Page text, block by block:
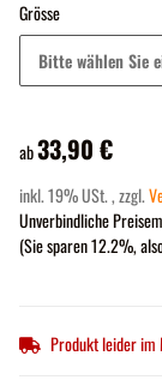
Grösse
Bitte wählen Sie
ab33,90 €
inkl. 19% USt. , zzgl.
Unverbindliche
(Sie sparen12.2%,
Produkt leider im